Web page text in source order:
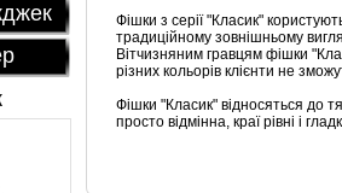
Фішки з серії "Класик"
традиційному зовнішньому
Вітчизняним гравцям фішки
різних кольорів клієнти не
Фішки "Класик" відносяться до
просто відмінна, краї рівні і